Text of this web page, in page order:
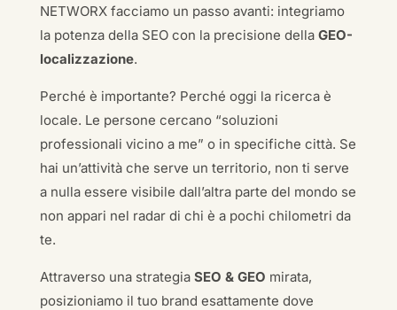
NETWORX facciamo un passo avanti: integriamo
la potenza della SEO con la precisione della GEO-
localizzazione.
Perché è importante? Perché oggi la ricerca è
locale. Le persone cercano “soluzioni
professionali vicino a me” o in specifiche città. Se
hai un’attività che serve un territorio, non ti serve
a nulla essere visibile dall’altra parte del mondo se
non appari nel radar di chi è a pochi chilometri da
te.
Attraverso una strategia SEO & GEO mirata,
posizioniamo il tuo brand esattamente dove